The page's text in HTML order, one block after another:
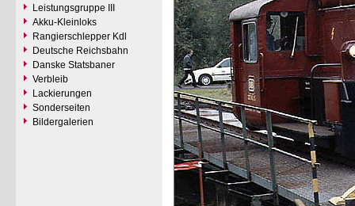
Leistungsgruppe III
Akku-Kleinloks
Rangierschlepper Kdl
Deutsche Reichsbahn
Danske Statsbaner
Verbleib
Lackierungen
Sonderseiten
Bildergalerien